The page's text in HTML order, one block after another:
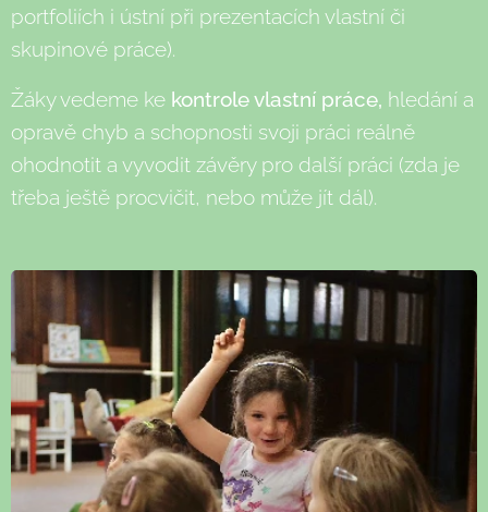
portfoliích i ústní při prezentacích vlastní či
skupinové práce).
Žáky vedeme ke kontrole vlastní práce, hledání a
opravě chyb a schopnosti svoji práci reálně
ohodnotit a vyvodit závěry pro další práci (zda je
třeba ještě procvičit, nebo může jít dál).